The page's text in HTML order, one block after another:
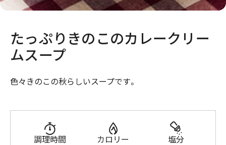
たっぷりきのこのカレークリー
ムスープ
色々きのこの秋らしいスープです。
調理時間 カロリー 塩分